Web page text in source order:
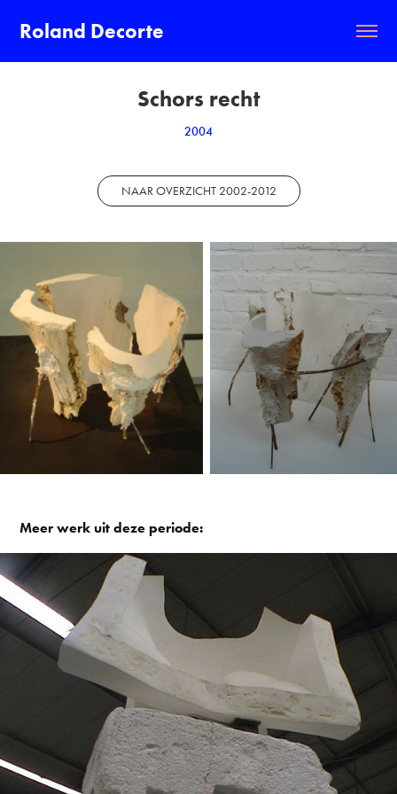
Roland Decorte
Schors recht
2004
NAAR OVERZICHT 2002-2012
Meer werk uit deze periode:
Picasso
2004